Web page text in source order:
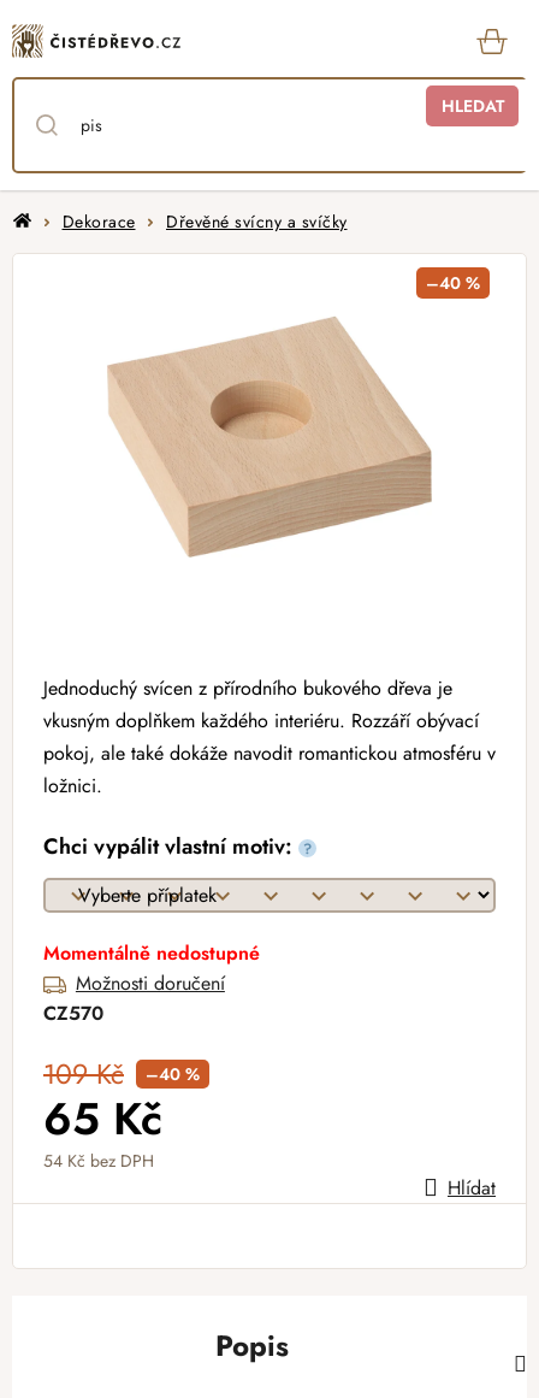
na
obsah
HLEDAT
DomůDekorace Dřevěné svícny a svíčky
Jednoduchý svícen z přírodního bukového dřeva je
vkusným doplňkem každého interiéru. Rozzáří obývací
pokoj, ale také dokáže navodit romantickou atmosféru v
ložnici.
Chci vypálit vlastní motiv: ?
Momentálně nedostupné
Možnosti doručení
CZ570
109 Kč –40 %
65 Kč
54 Kč bez DPH
Měrná cena: Hlídat
–40 %
Popis